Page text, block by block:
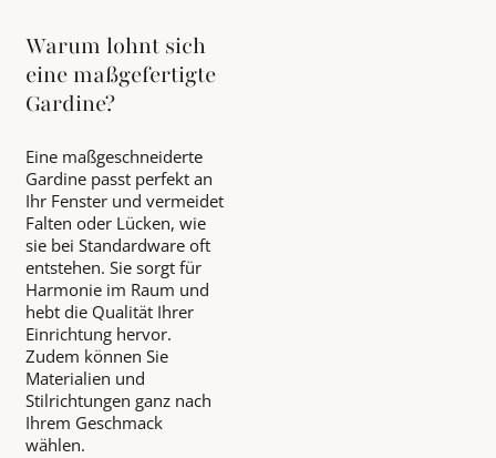
Warum lohnt sich
eine maßgefertigte
Gardine?
Eine maßgeschneiderte
Gardine passt perfekt an
Ihr Fenster und vermeidet
Falten oder Lücken, wie
sie bei Standardware oft
entstehen. Sie sorgt für
Harmonie im Raum und
hebt die Qualität Ihrer
Einrichtung hervor.
Zudem können Sie
Materialien und
Stilrichtungen ganz nach
Ihrem Geschmack
wählen.